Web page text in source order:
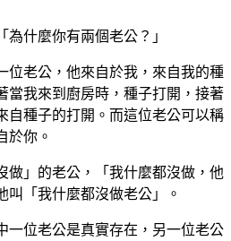
什麼你有兩個老公？」
位老公，他來自於我，來自我的種
當我來到廚房時，種子打開，接著
自種子的打開。而這位老公可以稱
於你。
做」的老公，「我什麼都沒做，他
叫「我什麼都沒做老公」。
一位老公是真實存在，另一位老公